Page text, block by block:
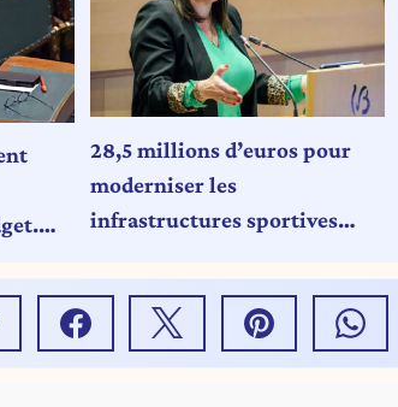
28,5 millions d’euros pour
moderniser les
infrastructures sportives